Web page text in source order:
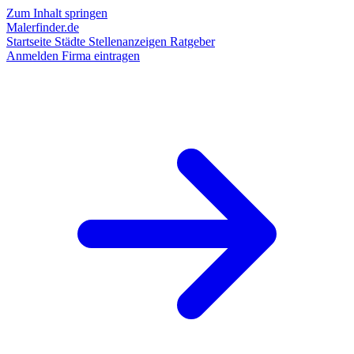
Zum Inhalt springen
Malerfinder.de
Startseite Städte Stellenanzeigen Ratgeber
Anmelden Firma eintragen